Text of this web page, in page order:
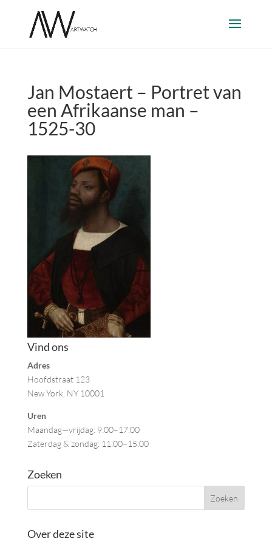
Jan Mostaert – Portret van
een Afrikaanse man –
1525-30
Vind ons
Adres
Hoofdstraat 123
New York, NY 10001
Uren
Maandag—vrijdag: 9:00–17:00
Zaterdag & zondag: 11:00–15:00
Zoeken
Over deze site